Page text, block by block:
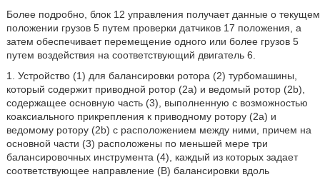
Более подробно, блок 12 управления получает данные о текущем
положении грузов 5 путем проверки датчиков 17 положения, а
затем обеспечивает перемещение одного или более грузов 5
путем воздействия на соответствующий двигатель 6.
1. Устройство (1) для балансировки ротора (2) турбомашины,
который содержит приводной ротор (2а) и ведомый ротор (2b),
содержащее основную часть (3), выполненную с возможностью
коаксиального прикрепления к приводному ротору (2а) и
ведомому ротору (2b) с расположением между ними, причем на
основной части (3) расположены по меньшей мере три
балансировочных инструмента (4), каждый из которых задает
соответствующее направление (В) балансировки вдоль